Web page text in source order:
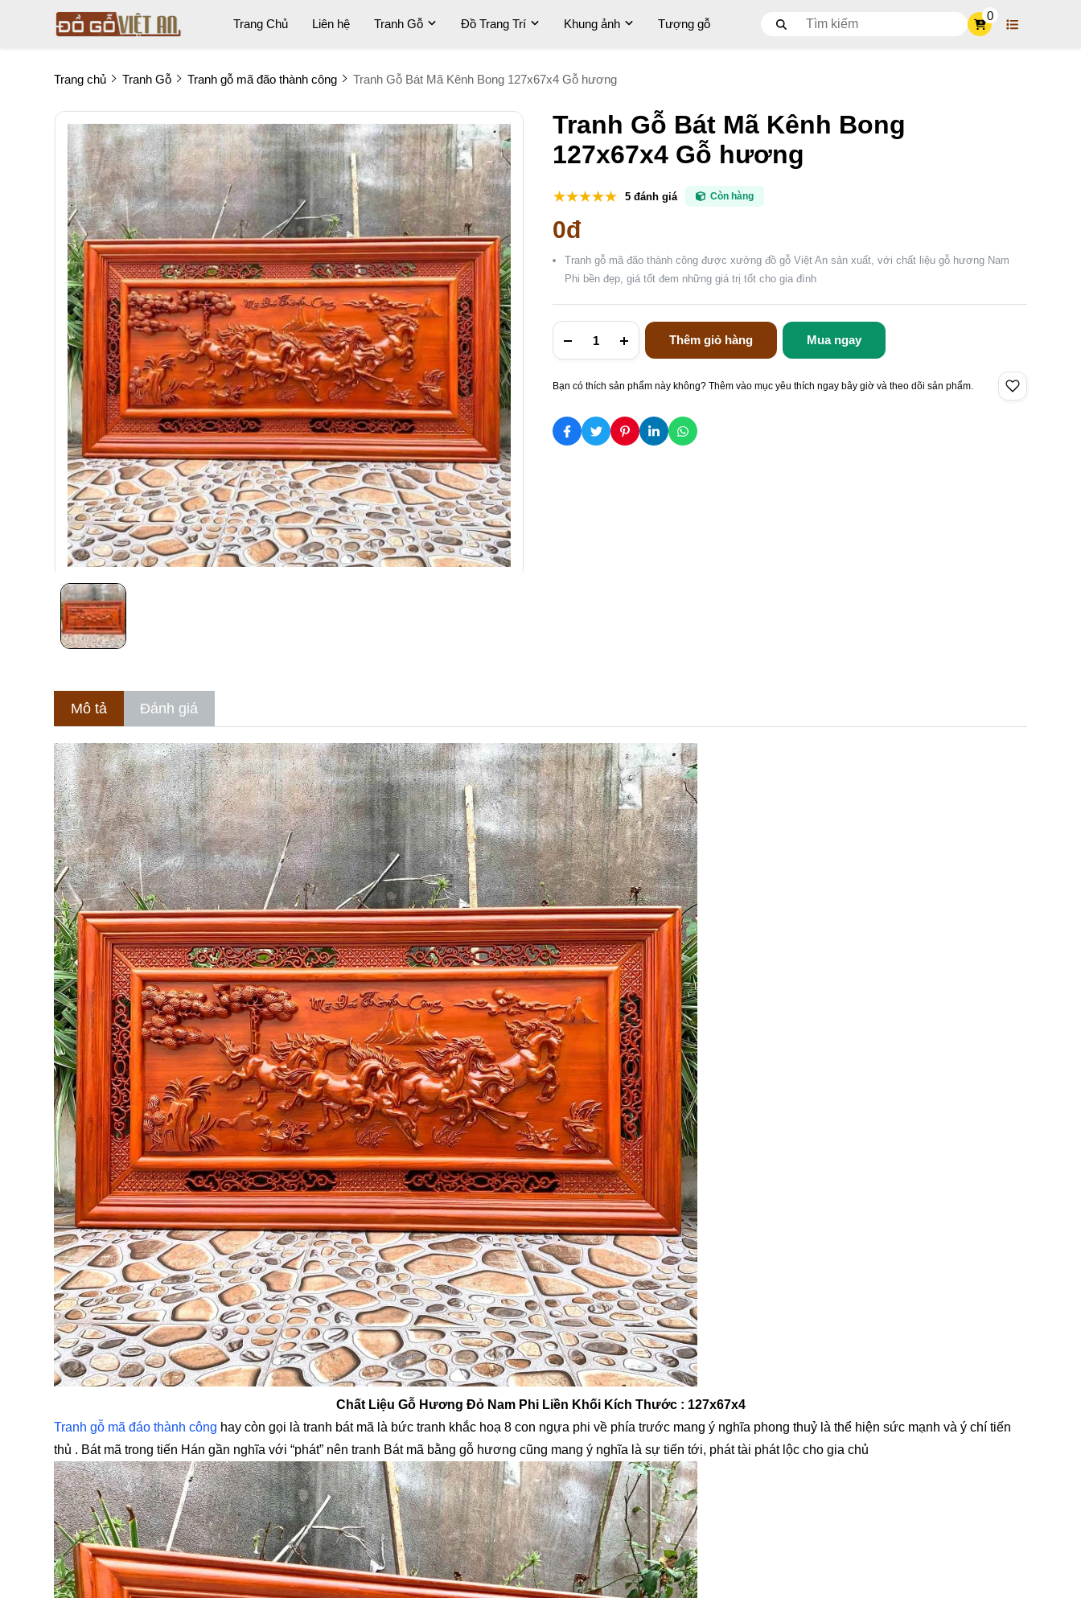
Trang Chủ Liên hệ Tranh Gỗ Đồ Trang Trí Khung ảnh Tượng gỗ
0
Trang chủ Tranh Gỗ Tranh gỗ mã đão thành công Tranh Gỗ Bát Mã Kênh Bong 127x67x4 Gỗ hương
Tranh Gỗ Bát Mã Kênh Bong
127x67x4 Gỗ hương
5 đánh giá Còn hàng
0đ
Tranh gỗ mã đão thành công được xưởng đồ gỗ Việt An sản xuất, với chất liệu gỗ hương Nam
Phi bền đẹp, giá tốt đem những giá trị tốt cho gia đình
Thêm giỏ hàng Mua ngay
Bạn có thích sản phẩm này không? Thêm vào mục yêu thích ngay bây giờ và theo dõi sản phẩm.
Mô tả Đánh giá
Chất Liệu Gỗ Hương Đỏ Nam Phi Liền Khối Kích Thước : 127x67x4
Tranh gỗ mã đáo thành công hay còn gọi là tranh bát mã là bức tranh khắc hoạ 8 con ngựa phi về phía trước mang ý nghĩa phong thuỷ là thể hiện sức mạnh và ý chí tiến
thủ . Bát mã trong tiến Hán gần nghĩa với “phát” nên tranh Bát mã bằng gỗ hương cũng mang ý nghĩa là sự tiến tới, phát tài phát lộc cho gia chủ